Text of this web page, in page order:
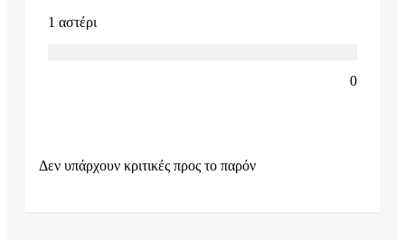
1 αστέρι
0
Δεν υπάρχουν κριτικές προς το παρόν